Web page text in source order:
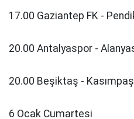
17.00 Gaziantep FK -
20.00 Antalyaspor -
20.00 Beşiktaş -
6 Ocak Cumartesi